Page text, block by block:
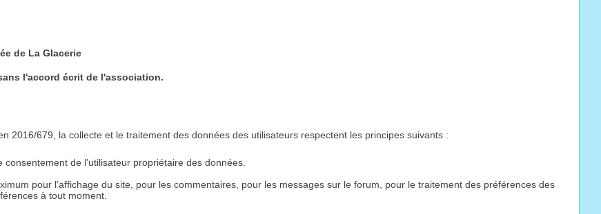
de La Glacerie
l'accord écrit de l'association.
2016/679, la collecte et le traitement des données des utilisateurs respectent les principes suivants :
de l’utilisateur propriétaire des données.
pour l’affichage du site, pour les commentaires, pour les messages sur le forum, pour le traitement des préférences des
à tout moment.